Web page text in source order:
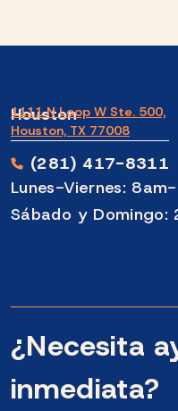
Houston
1111 N Loop W Ste. 500,
Houston, TX 77008
(281) 417-8311
Lunes-Viernes:
Sábado y Domingo:
¿Necesita
inmediata?